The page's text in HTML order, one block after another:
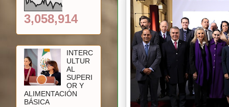
3,058,914
INTERC
ULTUR
AL
SUPERI
OR Y
ALIMENTACIÓN
BÁSICA